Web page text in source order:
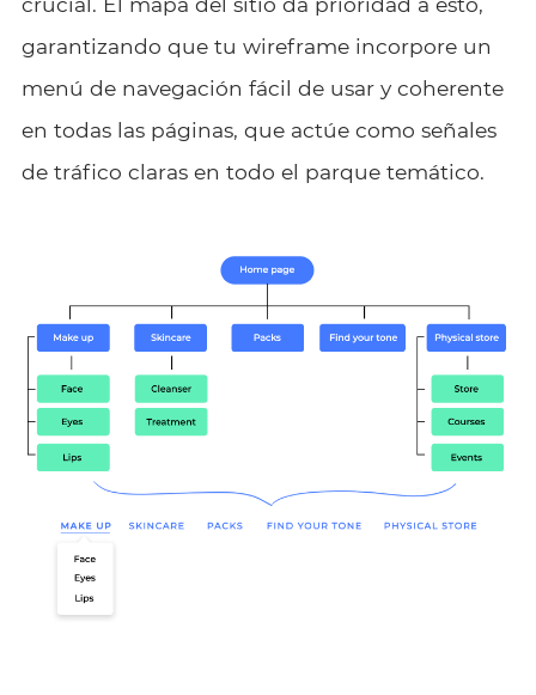
garantizando que tu wireframe incorpore un
menú de navegación fácil de usar y coherente
en todas las páginas, que actúe como señales
de tráfico claras en todo el parque temático.